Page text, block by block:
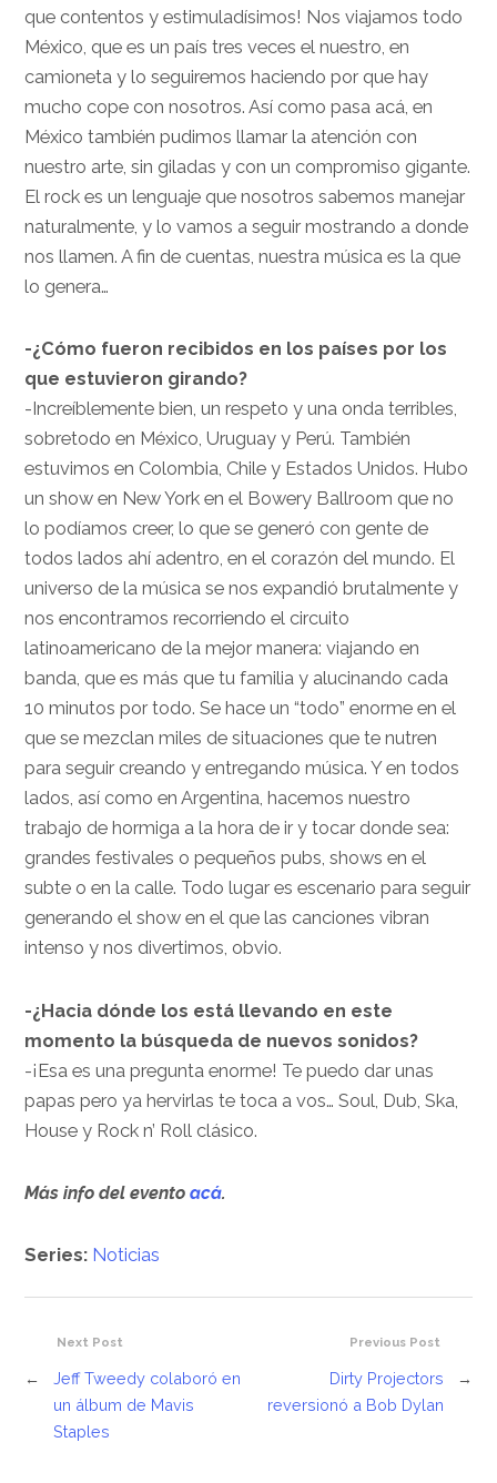
que contentos y estimuladísimos! Nos viajamos todo
México, que es un país tres veces el nuestro, en
camioneta y lo seguiremos haciendo por que hay
mucho cope con nosotros. Así como pasa acá, en
México también pudimos llamar la atención con
nuestro arte, sin giladas y con un compromiso gigante.
El rock es un lenguaje que nosotros sabemos manejar
naturalmente, y lo vamos a seguir mostrando a donde
nos llamen. A fin de cuentas, nuestra música es la que
lo genera…
-¿Cómo fueron recibidos en los países por los
que estuvieron girando?
-Increíblemente bien, un respeto y una onda terribles,
sobretodo en México, Uruguay y Perú. También
estuvimos en Colombia, Chile y Estados Unidos. Hubo
un show en New York en el Bowery Ballroom que no
lo podíamos creer, lo que se generó con gente de
todos lados ahí adentro, en el corazón del mundo. El
universo de la música se nos expandió brutalmente y
nos encontramos recorriendo el circuito
latinoamericano de la mejor manera: viajando en
banda, que es más que tu familia y alucinando cada
10 minutos por todo. Se hace un “todo” enorme en el
que se mezclan miles de situaciones que te nutren
para seguir creando y entregando música. Y en todos
lados, así como en Argentina, hacemos nuestro
trabajo de hormiga a la hora de ir y tocar donde sea:
grandes festivales o pequeños pubs, shows en el
subte o en la calle. Todo lugar es escenario para seguir
generando el show en el que las canciones vibran
intenso y nos divertimos, obvio.
-¿Hacia dónde los está llevando en este
momento la búsqueda de nuevos sonidos?
-¡Esa es una pregunta enorme! Te puedo dar unas
papas pero ya hervirlas te toca a vos… Soul, Dub, Ska,
House y Rock n’ Roll clásico.
Más info del eventoacá.
Series: Noticias
Previous Post
Dirty Projectors
reversionó a Bob Dylan
→
Next Post
←
Jeff Tweedy colaboró en
un álbum de Mavis
Staples